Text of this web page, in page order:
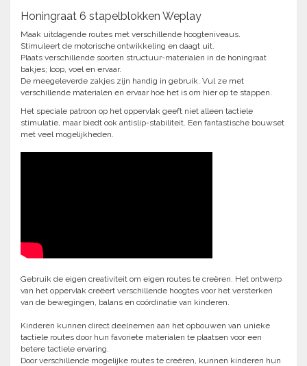
Honingraat 6 stapelblokken Weplay
Maak uitdagende routes met verschillende hoogteniveaus.
Stimuleert de motorische ontwikkeling en daagt uit.
Plaats verschillende soorten structuur-materialen in de honingraat
bakjes; loop, voel en ervaar.
De meegeleverde zakjes zijn handig in gebruik. Vul ze met
verschillende materialen en ervaar hoe het is om hier op te stappen.
Het speciale patroon op het oppervlak geeft niet alleen tactiele
stimulatie, maar biedt ook antislip-stabiliteit. Een fantastische bouwset
met veel mogelijkheden.
Gebruik de eigen creativiteit om eigen routes te creëren. Het ontwerp
van het oppervlak creëert verschillende hoogtes voor het versterken
van de bewegingen, balans en coördinatie van kinderen.
Kinderen kunnen direct deelnemen aan het opbouwen van unieke
tactiele routes door hun favoriete materialen te plaatsen voor een
betere tactiele ervaring.
Door verschillende mogelijke routes te creëren, kunnen kinderen hun